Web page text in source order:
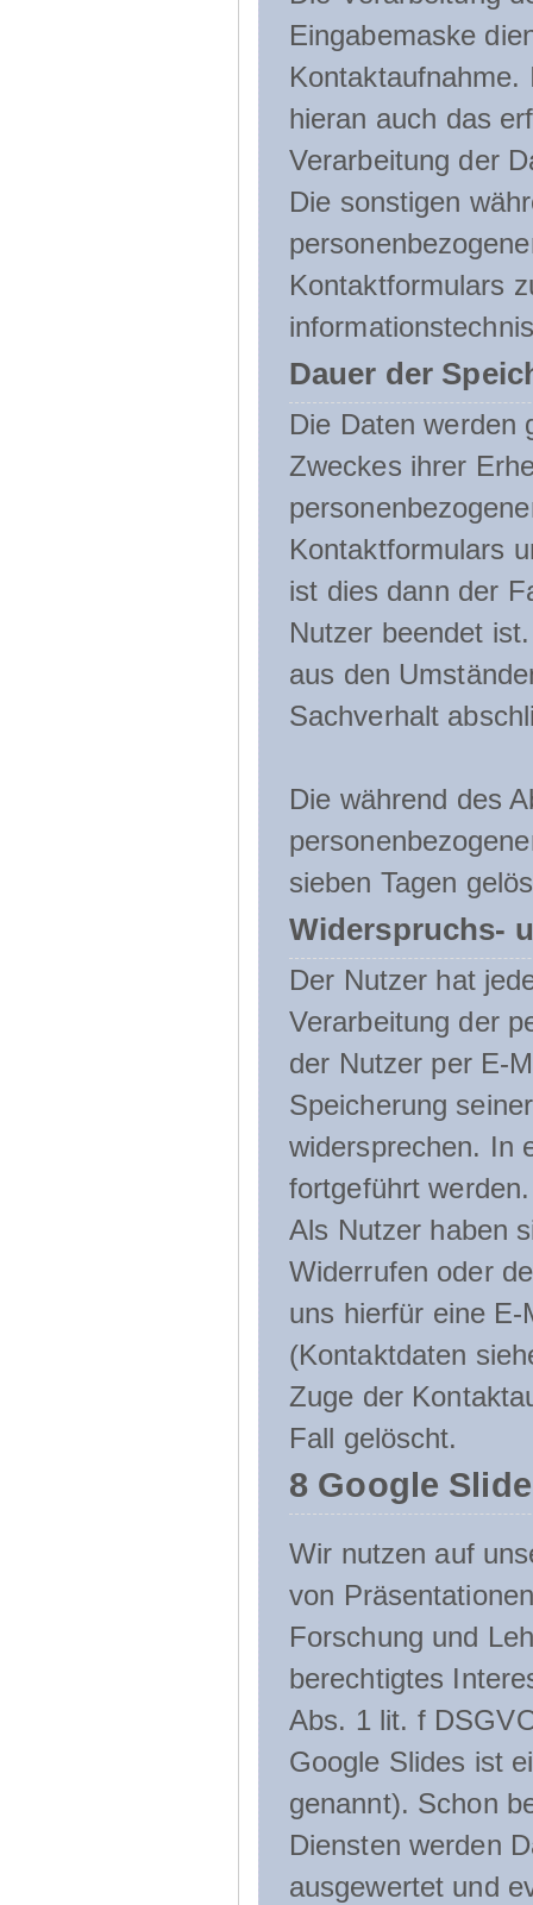
Eingabemaske
hieran auch das
Verarbeitung der
Die sonstigen
Kontaktformulars
Dauer der
Die Daten werden
Zweckes ihrer
Kontaktformulars
ist dies dann der
Nutzer beendet
aus den
Sachverhalt
Die während des
sieben Tagen
Widerspruchs-
Der Nutzer hat
Verarbeitung der
der Nutzer per E-
Speicherung
widersprechen. In
fortgeführt werden.
Als Nutzer haben
Widerrufen oder
uns hierfür eine
(Kontaktdaten
Zuge der
Fall gelöscht.
8 Google
Wir nutzen auf
von
Forschung und
berechtigtes
Abs. 1 lit. f
Google Slides ist
genannt). Schon
Diensten werden
ausgewertet und